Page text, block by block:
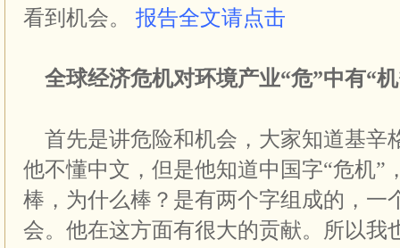
看到机会。
报告全文请点击
全球经济危机对环境产业“危”中有“
首先是讲危险和机会，大家知道基辛
他不懂中文，但是他知道中国字“危机”
棒，为什么棒？是有两个字组成的，一
会。他在这方面有很大的贡献。所以我